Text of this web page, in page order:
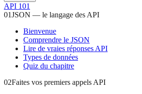
API 101
01JSON — le langage des API
Bienvenue
Comprendre le JSON
Lire de vraies réponses API
Types de données
Quiz du chapitre
02Faites vos premiers appels API